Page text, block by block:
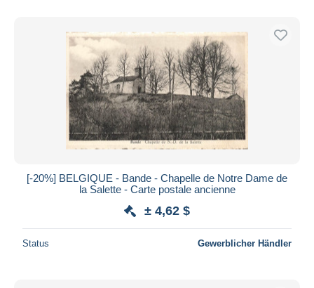
[-20%] BELGIQUE - Bande - Chapelle de Notre Dame de
la Salette - Carte postale ancienne
± 4,62 $
Status Gewerblicher Händler